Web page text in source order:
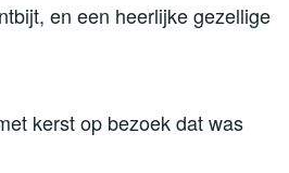
en een heerlijke gezellige
kerst op bezoek dat was